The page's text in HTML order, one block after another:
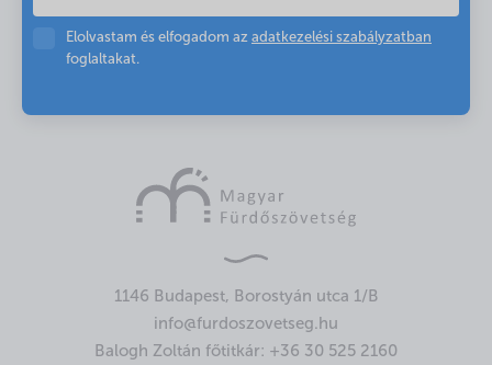
Elolvastam és elfogadom az adatkezelési szabályzatban
foglaltakat.
1146 Budapest, Borostyán utca 1/B
info@furdoszovetseg.hu
Balogh Zoltán főtitkár: +36 30 525 2160